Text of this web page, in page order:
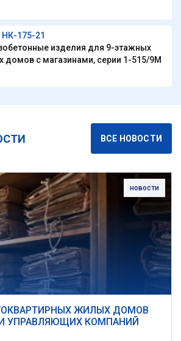
175-21
изделия для 9-этажных
домов с магазинами, серии 1-515/9М
ВСЕ НОВОСТИ
новости
ЖИЛЫХ ДОМОВ
УПРАВЛЯЮЩИХ КОМПАНИЙ